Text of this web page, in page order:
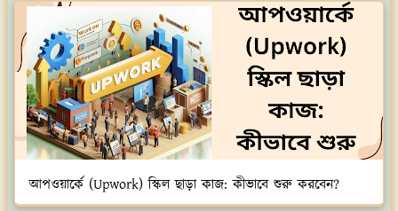
আপওয়ার্কে (Upwork) স্কিল ছাড়া কাজ: কীভাবে শুরু করবেন?